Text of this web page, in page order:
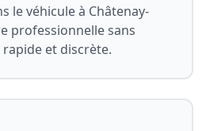
le véhicule à Châtenay-
professionnelle sans
et discrète.